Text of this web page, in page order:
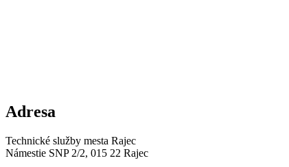
Adresa
Technické služby mesta Rajec
Námestie SNP 2/2, 015 22 Rajec